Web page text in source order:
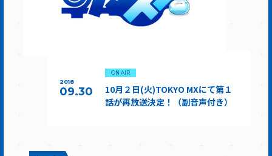
2018
09.30
ON AIR
10月２日(火)TOKYO MXにて第１
話が再放送決定！（副音声付き）